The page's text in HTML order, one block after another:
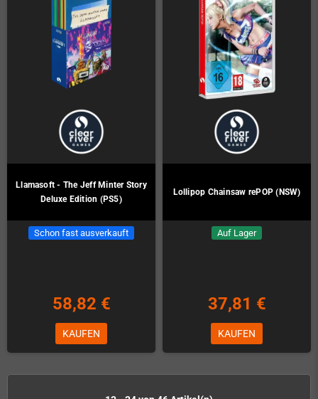
Llamasoft - The Jeff Minter Story
Deluxe Edition (PS5)
Schon fast ausverkauft
58,82 €
KAUFEN
Lollipop Chainsaw rePOP (NSW)
Auf Lager
37,81 €
KAUFEN